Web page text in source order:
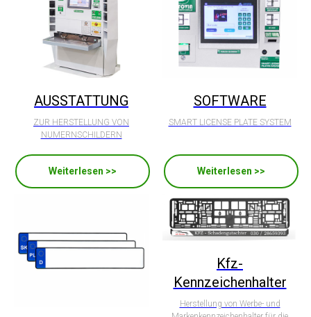
AUSSTATTUNG
ZUR HERSTELLUNG VON
NUMERNSCHILDERN
Weiterlesen >>
SOFTWARE
SMART LICENSE PLATE SYSTEM
Weiterlesen >>
Kfz-
Kennzeichenhalter
Herstellung von Werbe- und